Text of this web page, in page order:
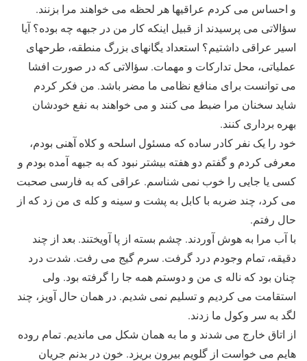
و احساس می کردم عراقیها هر لحظه می خواهند مرا بزنند.
سؤالاتی می پرسیدند از قبیل اینکه کار من در جبهه چه بوده؟ آیا
اسیر عراقی داشتیم؟ استعداد یگانهای بزرگ منطقه، طرحهای
عملیاتی، محل تدارکات و مهمات. سؤالاتی که در صورت افشا
می توانست برای منافع نظامی ما مضر باشد. من فکر کردم
شاید سخنان مرا ضبط می کنند و می خواهند به نفع خودشان
بهره برداری کنند.
خود را یک نفر کادر ساده که مسئول اسلحه و کلاه آهنی بودم،
معرفی کردم و گفتم دو هفته بیشتر نبود که به جبهه آمده بودم و
کسی یا جایی را خوب نمی شناسم. عراقی که به فارسی صحبت
می کرد، چند ضربه با کابل به پشت و سینه و کله ی من زد که از
حال رفتم.
با آب مرا به هوش آوردند. چشم بسته از پا آویختند. بعد از چند
دقیقه، تمام وجودم درد گرفت. سرم گیج می رفت. شدت درد
چنان بود که ناله ی من و دوستم همه جا را گرفته بود. ولی
استقامت می کردیم و تسلیم نمی شدیم. در همان حال آویز، چند
لگد به سر وکول ما زدند.
از اتاق خارج می شدند و ما به همان شکل می ماندیم. تمام روده
هایم می خواست از گلویم بیرون بریزد. خون در بدنم جریان